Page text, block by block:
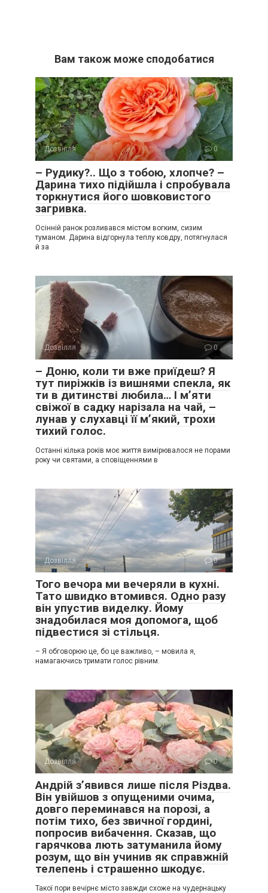
Вам також може сподобатися
Дозвілля 0
– Рудику?.. Що з тобою, хлопче? –
Дарина тихо підійшла і спробувала
торкнутися його шовковистого
загривка.
Осінній ранок розливався містом вогким, сизим
туманом. Дарина відгорнула теплу ковдру, потягнулася
й за
Дозвілля 0
– Доню, коли ти вже приїдеш? Я
тут пиріжків із вишнями спекла, як
ти в дитинстві любила… І м’яти
свіжої в садку нарізала на чай, –
лунав у слухавці її м’який, трохи
тихий голос.
Останні кілька років моє життя вимірювалося не порами
року чи святами, а сповіщеннями в
Дозвілля 0
Того вечора ми вечеряли в кухні.
Тато швидко втомився. Одно разу
він упустив виделку. Йому
знадобилася моя допомога, щоб
підвестися зі стільця.
– Я обговорюю це, бо це важливо, – мовила я,
намагаючись тримати голос рівним.
Дозвілля 0
Андрій з’явився лише після Різдва.
Він увійшов з опущеними очима,
довго переминався на порозі, а
потім тихо, без звичної гордині,
попросив вибачення. Сказав, що
гарячкова лють затуманила йому
розум, що він учинив як справжній
телепень і страшенно шкодує.
Такої пори вечірнє місто завжди схоже на чудернацьку